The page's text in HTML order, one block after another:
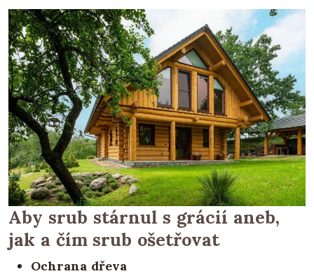
Aby srub stárnul s grácií aneb,
jak a čím srub ošetřovat
Ochrana dřeva